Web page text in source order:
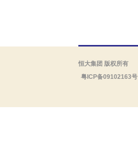
恒大集团 版权所有
粤ICP备09102163号